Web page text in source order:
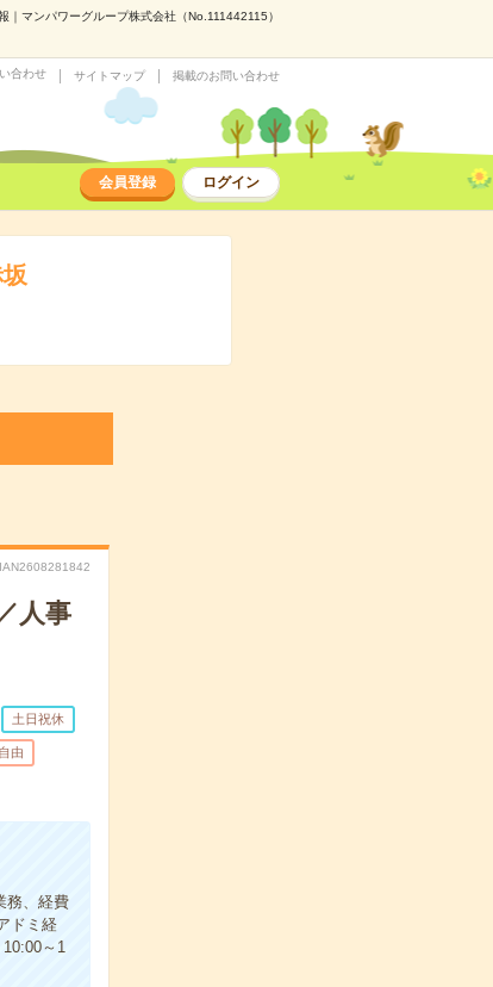
マンパワーグループ株式会社（No.111442115）
合わせ サイトマップ 掲載のお問い合わせ
会員登録 ログイン
人事
土日祝休
由
務、経費
ドミ経
～1